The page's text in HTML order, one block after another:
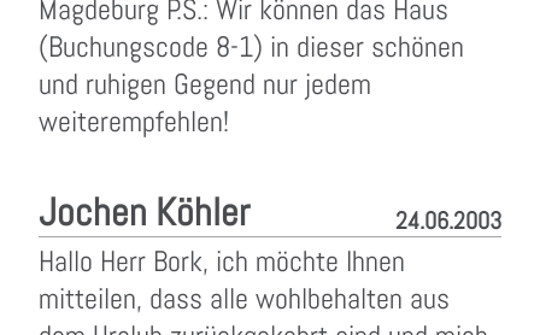
Magdeburg P.S.: Wir können das Haus
(Buchungscode 8-1) in dieser schönen
und ruhigen Gegend nur jedem
weiterempfehlen!
Jochen Köhler 24.06.2003
Hallo Herr Bork, ich möchte Ihnen
mitteilen, dass alle wohlbehalten aus